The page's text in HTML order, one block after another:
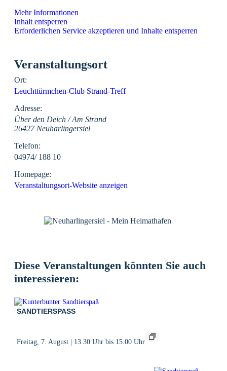
Veranstaltungsort
Ort:
Leuchttürmchen-Club Strand-Treff
Adresse:
Über den Deich / Am Strand
26427 Neuharlingersiel
Telefon:
04974/ 188 10
Homepage:
Veranstaltungsort-Website anzeigen
Mehr Informationen
Inhalt entsperren
Erforderlichen Service akzeptieren und Inhalte entsperren
Diese Veranstaltungen könnten Sie auch
interessieren:
SANDTIERSPASS
Freitag, 7. August | 13.30 Uhr bis 15.00 Uhr